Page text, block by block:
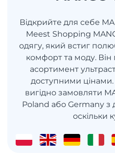
Відкрийте для себе
Meest Shopping
одягу, який встиг
комфорт та моду.
асортимент
доступними цінами.
вигідно замовляти
Poland або Germany з
оскільки